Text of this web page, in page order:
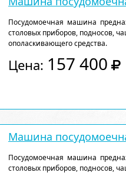
Посудомоечная машина
столовых приборов, подносов,
ополаскивающего средства.
Цена: 157 400
Машина
Посудомоечная машина
столовых приборов, подносов,